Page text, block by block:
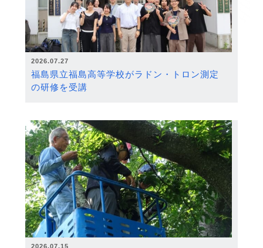
2026.07.27
福島県立福島高等学校がラドン・トロン測定
の研修を受講
2026.07.15